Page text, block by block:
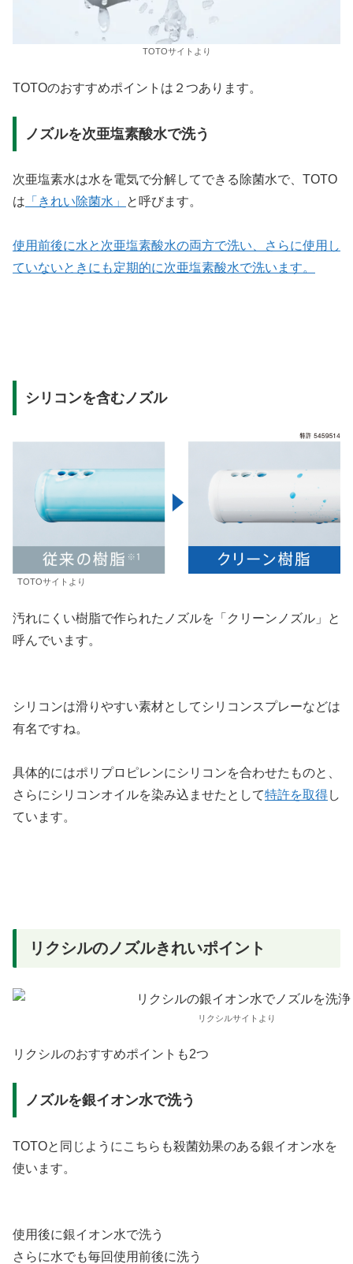
TOTOサイトより
TOTOのおすすめポイントは２つあります。
ノズルを次亜塩素酸水で洗う
次亜塩素水は水を電気で分解してできる除菌水で、TOTO
は 「きれい除菌水」 と呼びます。
使用前後に水と次亜塩素酸水の両方で洗い、さらに使用し
ていないときにも定期的に次亜塩素酸水で洗います。
シリコンを含むノズル
TOTOサイトより
汚れにくい樹脂で作られたノズルを「クリーンノズル」と
呼んでいます。
シリコンは滑りやすい素材としてシリコンスプレーなどは
有名ですね。
具体的にはポリプロピレンにシリコンを合わせたものと、
さらにシリコンオイルを染み込ませたとして特許を取得し
ています。
リクシルのノズルきれいポイント
リクシルサイトより
リクシルのおすすめポイントも2つ
ノズルを銀イオン水で洗う
TOTOと同じようにこちらも殺菌効果のある銀イオン水を
使います。
使用後に銀イオン水で洗う
さらに水でも毎回使用前後に洗う